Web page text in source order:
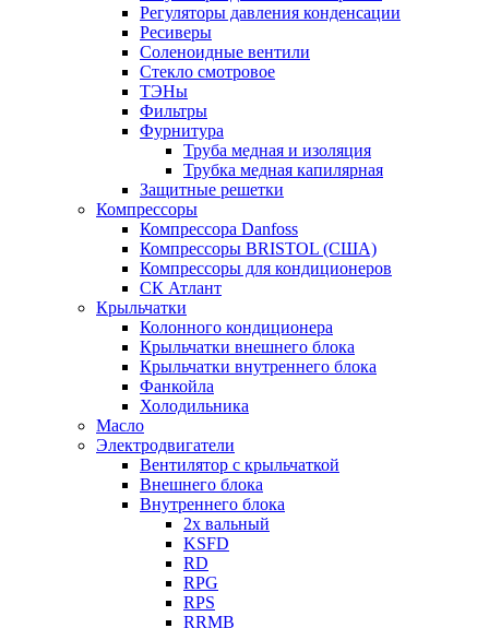
Регуляторы давления конденсации
Ресиверы
Соленоидные вентили
Стекло смотровое
ТЭНы
Фильтры
Фурнитура
Труба медная и изоляция
Трубка медная капилярная
Защитные решетки
Компрессоры
Компрессора Danfoss
Компрессоры BRISTOL (США)
Компрессоры для кондиционеров
СК Атлант
Крыльчатки
Колонного кондиционера
Крыльчатки внешнего блока
Крыльчатки внутреннего блока
Фанкойла
Холодильника
Масло
Электродвигатели
Вентилятор с крыльчаткой
Внешнего блока
Внутреннего блока
2х вальный
KSFD
RD
RPG
RPS
RRMB